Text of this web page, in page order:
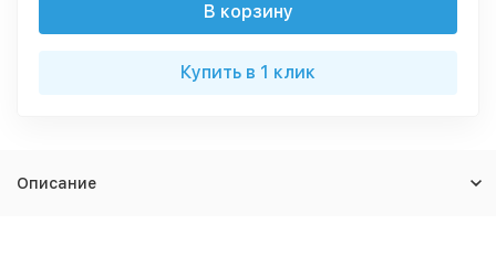
В корзину
Купить в 1 клик
Описание